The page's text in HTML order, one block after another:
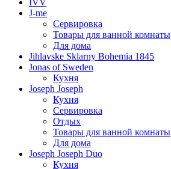
IVV
J-me
Сервировка
Товары для ванной комнаты
Для дома
Jihlavske Sklarny Bohemia 1845
Jonas of Sweden
Кухня
Joseph Joseph
Кухня
Сервировка
Отдых
Товары для ванной комнаты
Для дома
Joseph Joseph Duo
Кухня